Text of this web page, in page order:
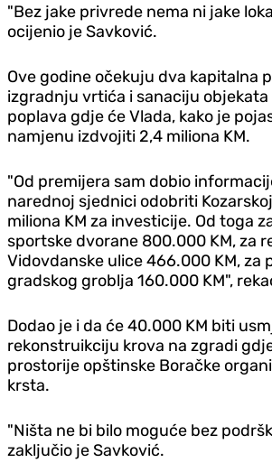
"Bez jake privrede nema ni jake
ocijenio je Savković.
Ove godine očekuju dva kapitalna
izgradnju vrtića i sanaciju objekata
poplava gd‌je će Vlada, kako je
namjenu izdvojiti 2,4 miliona KM.
"Od premijera sam dobio
narednoj sjednici odobriti
miliona KM za investicije. Od toga
sportske dvorane 800.000 KM, za
Vidovdanske ulice 466.000 KM, za
gradskog groblja 160.000 KM",
Dodao je i da će 40.000 KM biti
rekonstruikciju krova na zgradi
prostorije opštinske Boračke
krsta.
"Ništa ne bi bilo moguće bez
zaključio je Savković.